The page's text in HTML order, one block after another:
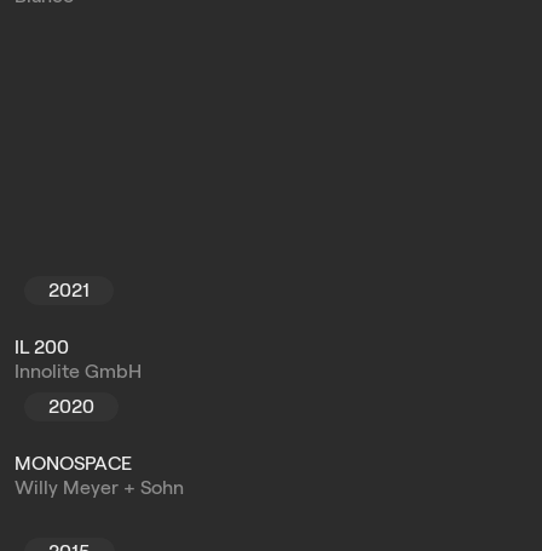
2021
IL 200
Innolite GmbH
2020
MONOSPACE
Willy Meyer + Sohn